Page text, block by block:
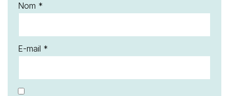
Nom *
E-mail *